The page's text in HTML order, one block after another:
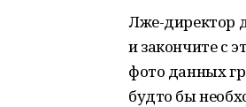
Лже-директор
и закончите с
фото данных
будто бы